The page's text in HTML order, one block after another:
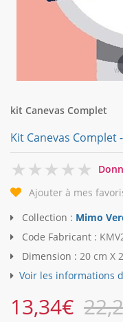
kit Canevas Complet
Kit Canevas Complet
0
Ajouter à mes
Collection : Mimo
Code Fabricant :
Dimension : 20 cm X
Voir les informations
13,34€